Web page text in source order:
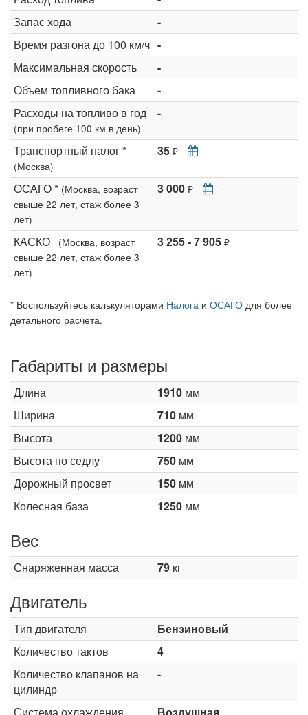
Запас хода
-
Время разгона до 100 км/ч -
Максимальная скорость
-
Объем топливного бака
-
Расходы на топливо в год
(при пробеге 100 км в день)
-
Транспортный налог *
(Москва)
35 ₽
ОСАГО * (Москва, возраст
свыше 22 лет, стаж более 3
лет)
3 000 ₽
КАСКО
(Москва, возраст
свыше 22 лет, стаж более 3
лет)
3 255 - 7 905 ₽
* Воспользуйтесь калькуляторами Налога и ОСАГО для более
детального расчета.
Габариты и размеры
Длина 1910 мм
Ширина
710 мм
Высота
1200 мм
Высота по седлу
750 мм
Дорожный просвет
150 мм
Колесная база
1250 мм
Вес
Снаряженная масса 79 кг
Двигатель
Тип двигателя
Бензиновый
Количество тактов
4
Количество клапанов на
цилиндр
-